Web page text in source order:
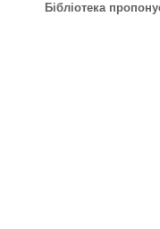
Бібліотека